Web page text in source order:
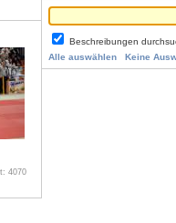
4070
Beschreibungen
Alle auswählen
Keine